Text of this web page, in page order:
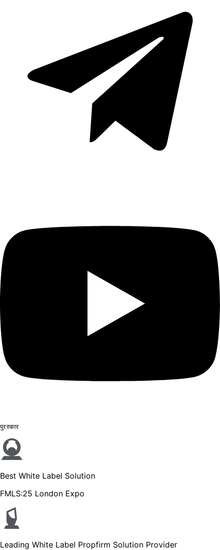
पुरस्कार
Best White Label Solution
FMLS:25 London Expo
Leading White Label Propfirm Solution Provider